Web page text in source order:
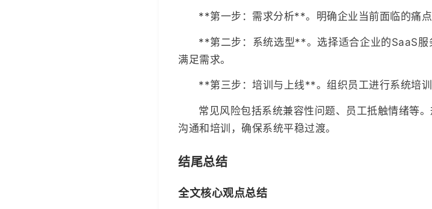
**第一步：需求分析**。明确企业当前面临的痛点
**第二步：系统选型**。选择适合企业的SaaS
满足需求。
**第三步：培训与上线**。组织员工进行系统培训
常见风险包括系统兼容性问题、员工抵触情绪等
沟通和培训，确保系统平稳过渡。
结尾总结
全文核心观点总结